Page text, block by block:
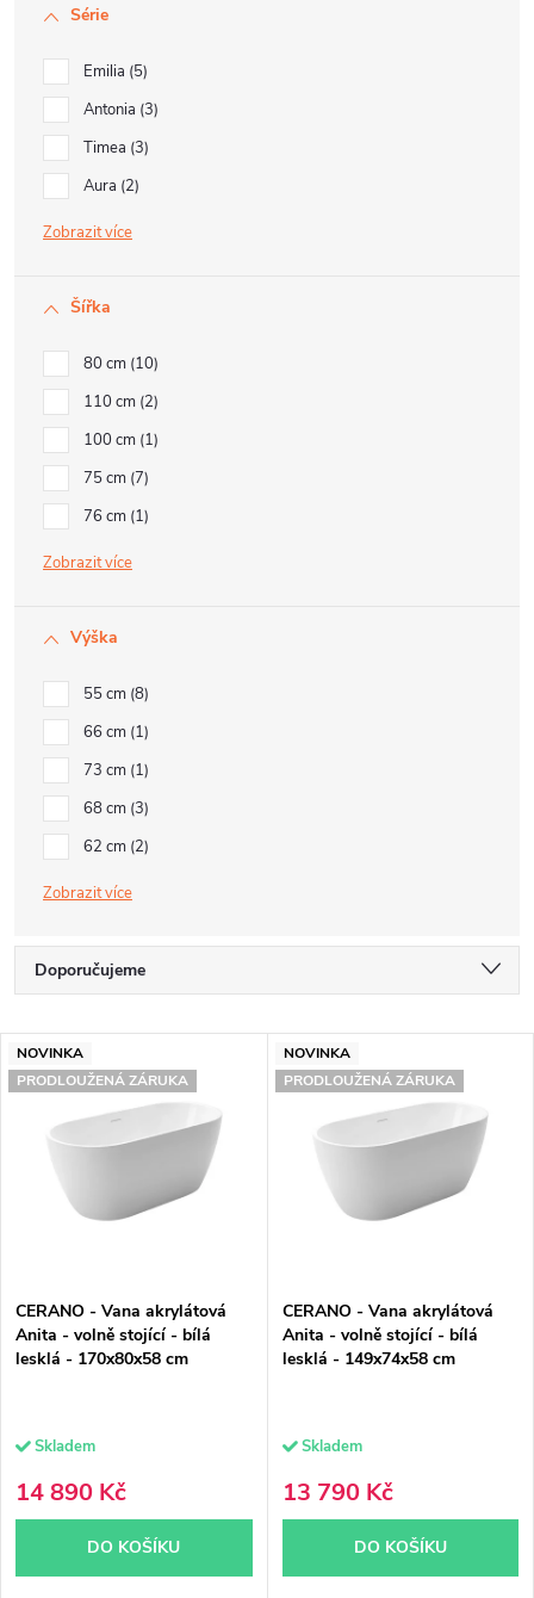
Série
Emilia 5
Antonia 3
Timea 3
Aura 2
Zobrazit
Šířka
80 cm 10
110 cm 2
100 cm 1
75 cm 7
76 cm 1
Zobrazit
Výška
55 cm 8
66 cm 1
73 cm 1
68 cm 3
62 cm 2
Zobrazit
Ř
z
e
r
o
u
k
t
ů
Doporučujeme
Nejdražší
Nejprodávanější
V
ý
r
o
u
k
t
NOVINKA
PRODLOUŽENÁ ZÁRUKA
CERANO - Vana akrylátová
Anita - volně stojící - bílá
lesklá - 170x80x58 cm
Skladem
14 890 Kč
DO KOŠÍKU
NOVINKA
PRODLOUŽENÁ ZÁRUKA
CERANO - Vana akrylátová
Anita - volně stojící - bílá
lesklá - 149x74x58 cm
Skladem
13 790 Kč
DO KOŠÍKU